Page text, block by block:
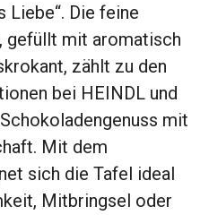
Liebe“. Die feine
gefüllt mit aromatisch
zählt zu den
bei HEINDL und
mit
Mit dem
sich die Tafel ideal
Mitbringsel oder